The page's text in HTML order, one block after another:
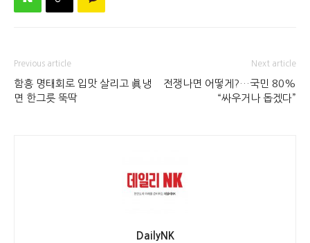
Previous article
함흥 명태회로 입맛 살리고 眞냉
면 한그릇 뚝딱
Next article
전쟁나면 어떻게?…국민 80%
“싸우거나 돕겠다”
DailyNK